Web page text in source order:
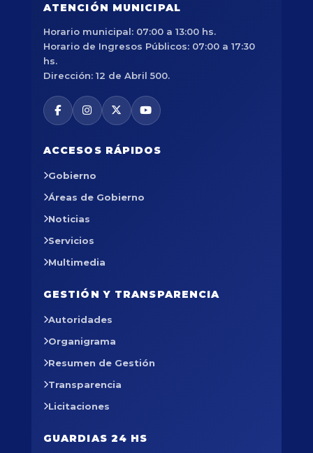
ATENCIÓN MUNICIPAL
Horario municipal: 07:00 a 13:00 hs.
Horario de Ingresos Públicos: 07:00 a 17:30
hs.
Dirección: 12 de Abril 500.
ACCESOS RÁPIDOS
Gobierno
Áreas de Gobierno
Noticias
Servicios
Multimedia
GESTIÓN Y TRANSPARENCIA
Autoridades
Organigrama
Resumen de Gestión
Transparencia
Licitaciones
GUARDIAS 24 HS